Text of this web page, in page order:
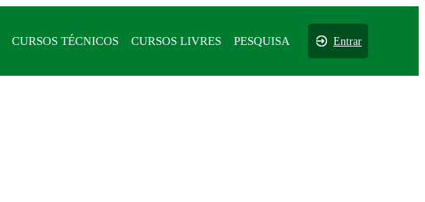
CURSOS TÉCNICOS CURSOS LIVRES PESQUISA Entrar